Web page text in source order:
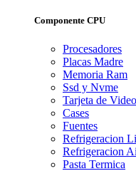
Componente CPU
Procesadores
Placas Madre
Memoria Ram
Ssd y Nvme
Tarjeta de Video
Cases
Fuentes
Refrigeracion
Refrigeracion
Pasta Termica